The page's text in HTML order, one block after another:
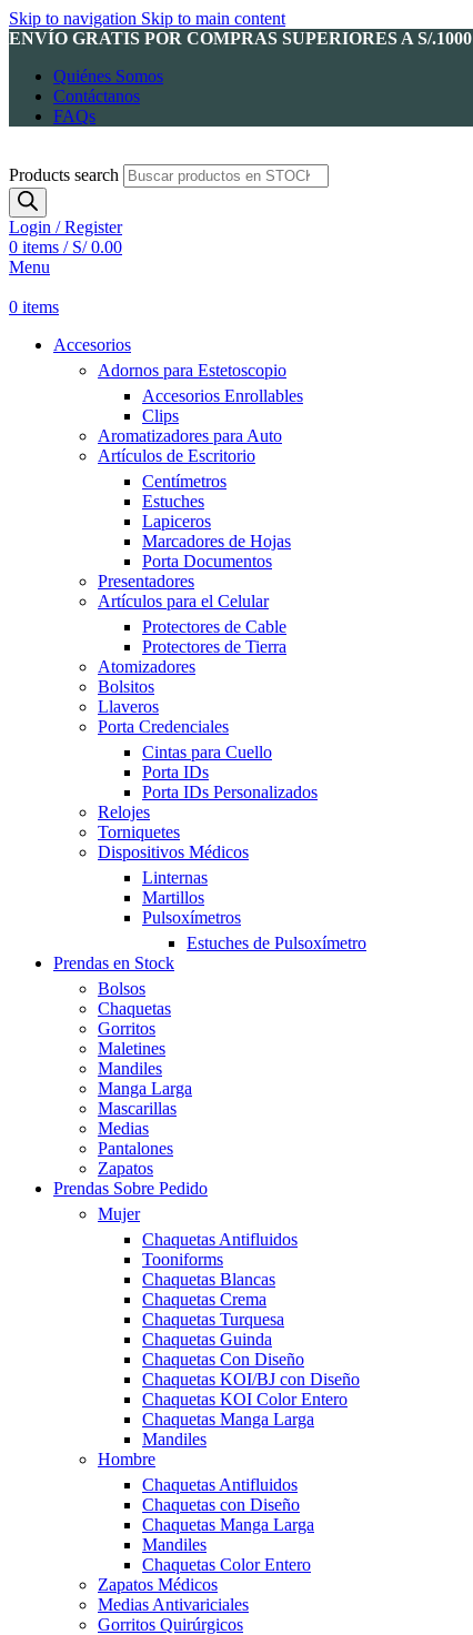
Skip to navigation Skip to main content
ENVÍO GRATIS POR COMPRAS SUPERIORES A S/.1000
Quiénes Somos
Contáctanos
FAQs
Products search
Login / Register
0 items / S/0.00
Menu
0 items
Accesorios
Adornos para Estetoscopio
Accesorios Enrollables
Clips
Aromatizadores para Auto
Artículos de Escritorio
Centímetros
Estuches
Lapiceros
Marcadores de Hojas
Porta Documentos
Presentadores
Artículos para el Celular
Protectores de Cable
Protectores de Tierra
Atomizadores
Bolsitos
Llaveros
Porta Credenciales
Cintas para Cuello
Porta IDs
Porta IDs Personalizados
Relojes
Torniquetes
Dispositivos Médicos
Linternas
Martillos
Pulsoxímetros
Estuches de Pulsoxímetro
Prendas en Stock
Bolsos
Chaquetas
Gorritos
Maletines
Mandiles
Manga Larga
Mascarillas
Medias
Pantalones
Zapatos
Prendas Sobre Pedido
Mujer
Chaquetas Antifluidos
Tooniforms
Chaquetas Blancas
Chaquetas Crema
Chaquetas Turquesa
Chaquetas Guinda
Chaquetas Con Diseño
Chaquetas KOI/BJ con Diseño
Chaquetas KOI Color Entero
Chaquetas Manga Larga
Mandiles
Hombre
Chaquetas Antifluidos
Chaquetas con Diseño
Chaquetas Manga Larga
Mandiles
Chaquetas Color Entero
Zapatos Médicos
Medias Antivariciales
Gorritos Quirúrgicos